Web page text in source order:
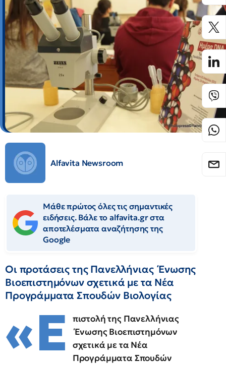
Alfavita Newsroom
Μάθε πρώτος όλες τις σημαντικές
ειδήσεις. Βάλε το alfavita.gr στα
αποτελέσματα αναζήτησης της
Google
Οι προτάσεις της Πανελλήνιας Ένωσης
Βιοεπιστημόνων σχετικά με τα Νέα
Προγράμματα Σπουδών Βιολογίας
«Ε
πιστολή της Πανελλήνιας
Ένωσης Βιοεπιστημόνων
σχετικά με τα Νέα
Προγράμματα Σπουδών